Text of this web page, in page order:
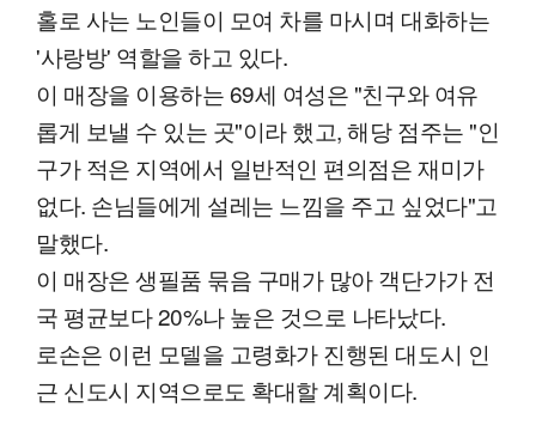
홀로 사는 노인들이 모여 차를 마시며 대화하는
'사랑방' 역할을 하고 있다.
이 매장을 이용하는 69세 여성은 "친구와 여유
롭게 보낼 수 있는 곳"이라 했고, 해당 점주는 "인
구가 적은 지역에서 일반적인 편의점은 재미가
없다. 손님들에게 설레는 느낌을 주고 싶었다"고
말했다.
이 매장은 생필품 묶음 구매가 많아 객단가가 전
국 평균보다 20%나 높은 것으로 나타났다.
로손은 이런 모델을 고령화가 진행된 대도시 인
근 신도시 지역으로도 확대할 계획이다.